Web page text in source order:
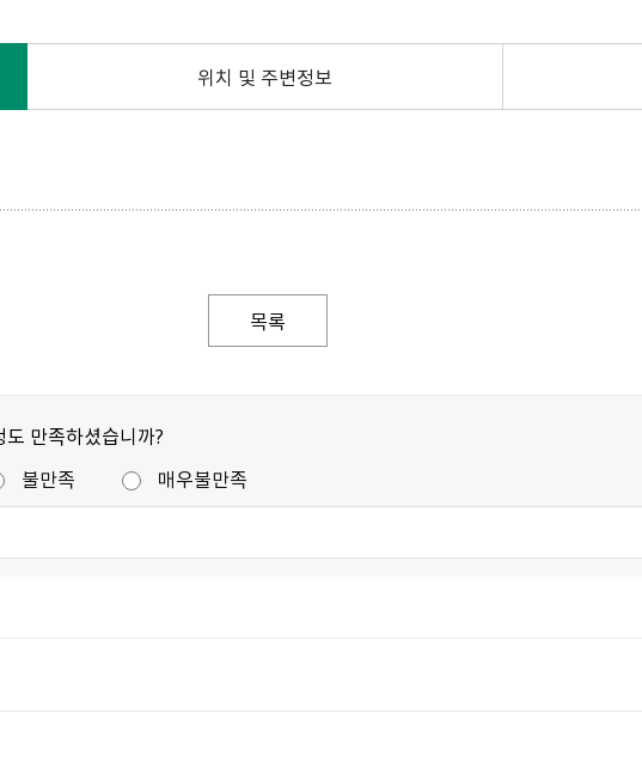
위치 및 주변정보
목록
만족하셨습니까?
불만족 매우불만족